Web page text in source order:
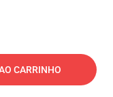
CARRINHO